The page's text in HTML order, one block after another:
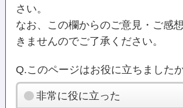
さい。
なお、この欄からのご意見・ご感
きませんのでご了承ください。
Q.このページはお役に立ちました
非常に役に立った